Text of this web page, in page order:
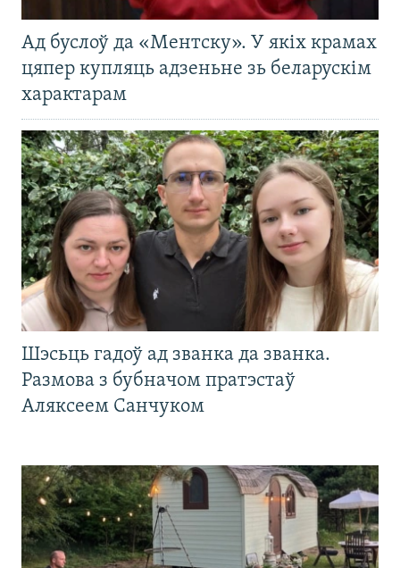
Ад буслоў да «Ментску». У якіх крамах
цяпер купляць адзеньне зь беларускім
характарам
Шэсьць гадоў ад званка да званка.
Размова з бубначом пратэстаў
Аляксеем Санчуком